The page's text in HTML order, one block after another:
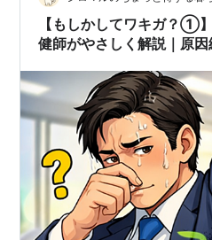
【もしかしてワキガ？①
健師がやさしく解説｜原因